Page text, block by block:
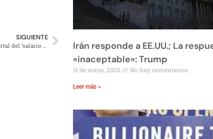
SIGUIENTE
Irán responde a EE.UU.; La
«inaceptable»: Trump
11 de mayo, 2026 No hay comentarios
Leer más »